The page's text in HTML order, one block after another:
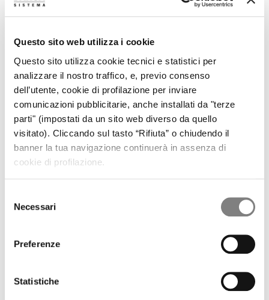
Questo sito web utilizza i cookie
Questo sito utilizza cookie tecnici e statistici per
analizzare il nostro traffico, e, previo consenso
dell’utente, cookie di profilazione per inviare
comunicazioni pubblicitarie, anche installati da "terze
parti" (impostati da un sito web diverso da quello
visitato). Cliccando sul tasto “Rifiuta” o chiudendo il
banner la tua navigazione continuerà in assenza di
cookie di profilazione.
delNecessari
Preferenze
Statistiche
PROSPETTO INFORMATIVO
AVVISI
OPA OBBLIGATORIA CF+ SU BANCA SISTEMA
GOVERNANCE
CORPORATE GOVERNANCE
DOCUMENTI SOCIETARI
REMUNERAZIONE
RELAZIONI SUL GOVERNO SOCIETARIO
ASSEMBLEA DEGLI AZIONISTI
OPERAZIONI SOCIETARIE
PARTI CORRELATE E SOGGETTI COLLEGATI
PROCEDURA IN MATERIA DI MARKET ABUSE
VOTO MAGGIORATO
CONTATTI
Liquidity Provider
In questa sezione potete trovare tutte le comunicazioni in merito
alle attività di sostegno della liquidità del titolo di Banca Sistema
sull'MTA (Mercato Telematico Azionario), mercato regolamentato